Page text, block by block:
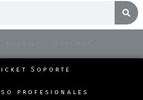
Soporte
profesionales